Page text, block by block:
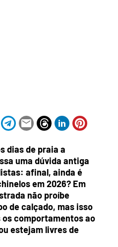
dias de praia a
uma dúvida antiga
afinal, ainda é
em 2026? Em
não proíbe
de calçado, mas isso
comportamentos ao
estejam livres de